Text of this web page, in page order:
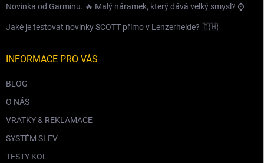
Novinka od Garminu. 🔥 Malý náramek, který dává velký smysl? ⌚️
Jaké je testovat novinky SCOTT přímo v Lenzerheide? 🇨🇭
INFORMACE PRO VÁS
BLOG
O NÁS
VRATKY & REKLAMACE
SYSTÉM SLEV
TESTY KOL